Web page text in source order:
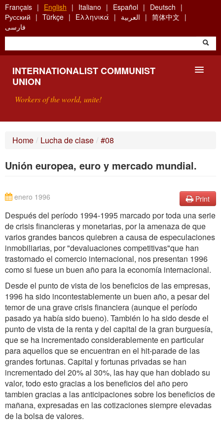
Skip
to
main
content
Français English Italiano Español
Deutsch
Русский
Türkçe Ελληνικά العربية
简体中文
فارسی
INTERNATIONALIST COMMUNIST
UNION
Workers of the world, unite!
CONTACT
Home / Lucha de clase / #08
Unión europea, euro y mercado mundial.
Print
enero 1996
Después del período 1994-1995 marcado por toda una serie
de crisis financieras y monetarias, por la amenaza de que
varios grandes bancos quiebren a causa de especulaciones
inmobiliarias, por "devaluaciones competitivas"que han
trastornado el comercio internacional, nos presentan 1996
como si fuese un buen año para la economía internacional.
Desde el punto de vista de los beneficios de las empresas,
1996 ha sido incontestablemente un buen año, a pesar del
temor de una grave crisis financiera (aunque el período
pasado ya había sido bueno). También lo ha sido desde el
punto de vista de la renta y del capital de la gran burguesía,
que se ha incrementado considerablemente en particular
para aquellos que se encuentran en el hit-parade de las
grandes fortunas. Capital y fortunas privadas se han
incrementado del 20% al 30%, las hay que han doblado su
valor, todo esto gracias a los beneficios del año pero
tambien gracias a las anticipaciones sobre los beneficios de
mañana, expresadas en las cotizaciones siempre elevadas
de la bolsa de valores.